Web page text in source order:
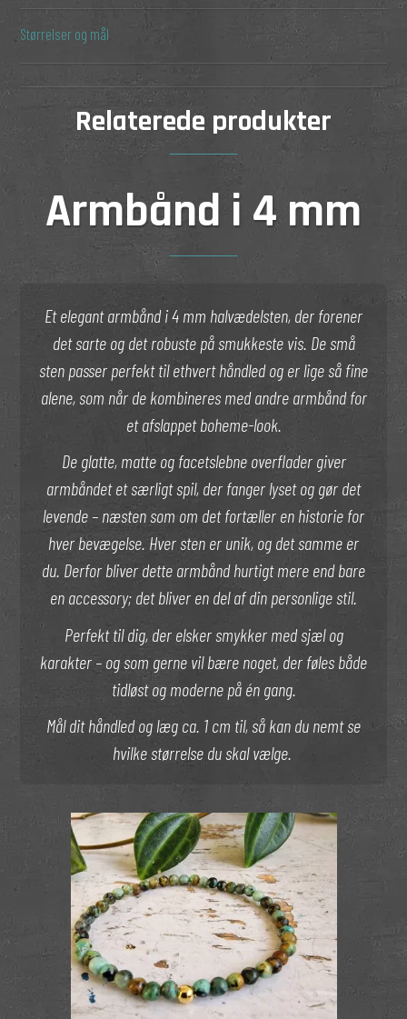
Størrelser og mål
Relaterede produkter
Armbånd i 4 mm
Et elegant armbånd i 4 mm halvædelsten, der forener
det sarte og det robuste på smukkeste vis. De små
sten passer perfekt til ethvert håndled og er lige så fine
alene, som når de kombineres med andre armbånd for
et afslappet boheme-look.
De glatte, matte og facetslebne overflader giver
armbåndet et særligt spil, der fanger lyset og gør det
levende – næsten som om det fortæller en historie for
hver bevægelse. Hver sten er unik, og det samme er
du. Derfor bliver dette armbånd hurtigt mere end bare
en accessory; det bliver en del af din personlige stil.
Perfekt til dig, der elsker smykker med sjæl og
karakter – og som gerne vil bære noget, der føles både
tidløst og moderne på én gang.
Mål dit håndled og læg ca. 1 cm til, så kan du nemt se
hvilke størrelse du skal vælge.